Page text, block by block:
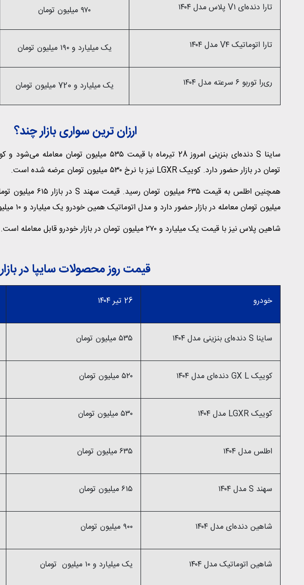
تارا دنده‌ای V۱ پلاس مدل ۱۴۰۴ ۹۷۰ میلیون تومان
تارا اتوماتیک V۴ مدل ۱۴۰۴ یک میلیارد و ۱۹۰ میلیون تومان
ری‌را توربو ۶ سرعته مدل ۱۴۰۴ یک میلیارد و 720 میلیون تومان
ارزان ترین سواری بازار چند؟
تومان در بازار حضور دارد. کوییک LGXR نیز با نرخ ۵۳۰ میلیون تومان عرضه شده است.
میلیون تومان معامله در بازار حضور دارد و مدل اتوماتیک همین خودرو یک میلیارد و ۱۰ میلیون تومان ارزش‌گذاری شده است.
شاهین پلاس نیز با قیمت یک میلیارد و ۲۷۰ میلیون تومان در بازار خودرو قابل معامله است.
قیمت روز محصولات سایپا در بازار
خودرو 26 تیر ۱۴۰۴
ساینا S دنده‌ای بنزینی مدل ۱۴۰۴ ۵۳۵ میلیون تومان
کوییک GX L دنده‌ای مدل ۱۴۰۴ ۵۲۰ میلیون تومان
کوییک LGXR مدل ۱۴۰۴ ۵۳۰ میلیون تومان
اطلس مدل ۱۴۰۴ ۶۳۵ میلیون تومان
سهند S مدل ۱۴۰۴ ۶۱۵ میلیون تومان
شاهین دنده‌ای مدل ۱۴۰۴ ۹۰۰ میلیون تومان
شاهین اتوماتیک مدل ۱۴۰۴ یک میلیارد و ۱۰ میلیون تومان